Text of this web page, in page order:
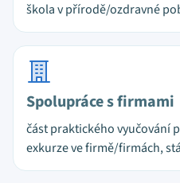
škola v přírodě/ozdravné
Spolupráce s firmami
část praktického vyučování
exkurze ve firmě/firmách,